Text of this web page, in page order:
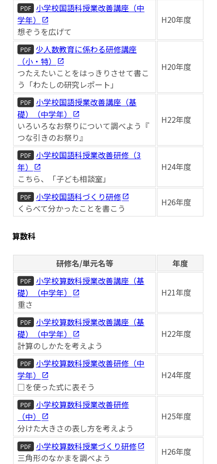
PDF
小学校国語科授業改善講座（中
学年）
想ぞうを広げて
H20年度
PDF
少人数教育に係わる研修講座
（小・特）
つたえたいことをはっきりさせて書こ
う「わたしの研究レポート」
H20年度
PDF
小学校国語授業改善講座（基
礎）（中学年）
いろいろなお祭りについて調べよう『
つな引きのお祭り』
H22年度
PDF
小学校国語科授業改善研修（3
年）
こちら、「子ども相談室」
H24年度
PDF
小学校国語科づくり研修
くらべて分かったことを書こう
H26年度
算数科
研修名/単元名等 年度
PDF
小学校算数科授業改善講座（基
礎）（中学年）
重さ
H21年度
PDF
小学校算数科授業改善講座（基
礎）（中学年）
計算のしかたを考えよう
H22年度
PDF
小学校算数科授業改善研修（中
学年）
□を使った式に表そう
H24年度
PDF
小学校算数科授業改善研修
（中）
分けた大きさの表し方を考えよう
H25年度
PDF
小学校算数科授業づくり研修
三角形のなかまを調べよう
H26年度